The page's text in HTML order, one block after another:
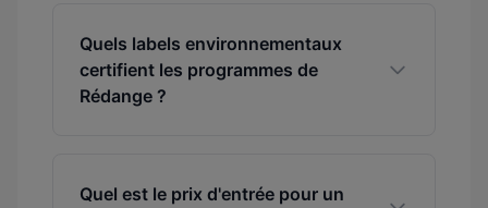
Quels labels environnementaux
certifient les programmes de
Rédange ?
Quel est le prix d'entrée pour un